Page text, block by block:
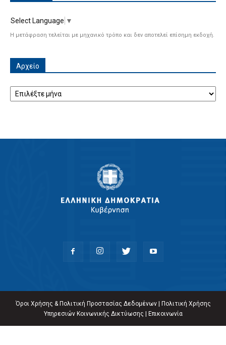
Select Language ▼
Η μετάφραση τελείται με μηχανικό τρόπο και δεν αποτελεί επίσημη εκδοχή.
Αρχείο
Όροι Χρήσης & Πολιτική Προστασίας Δεδομένων|
Πολιτική Χρήσης
Υπηρεσιών Κοινωνικής Δικτύωσης
Επικοινωνία